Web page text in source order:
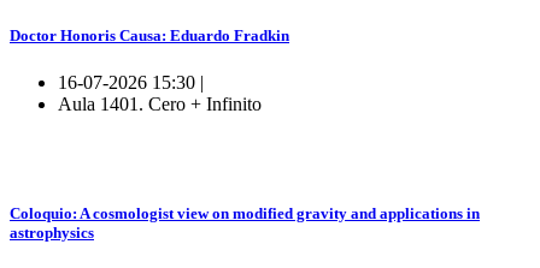
Doctor Honoris Causa: Eduardo Fradkin
16-07-2026 15:30 |
Aula 1401. Cero + Infinito
Coloquio: A cosmologist view on modified gravity and applications in
astrophysics